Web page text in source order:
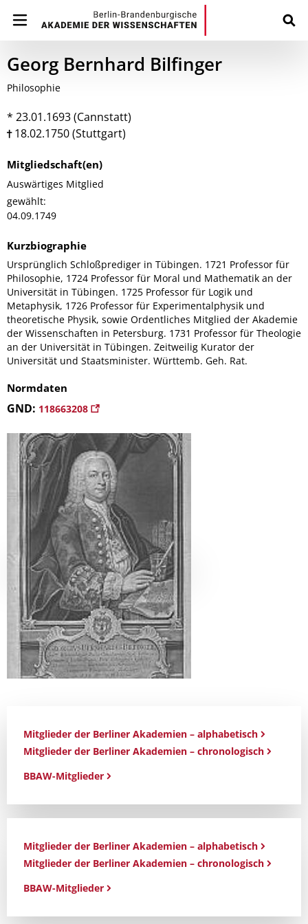
Georg Bernhard Bilfinger
Philosophie
* 23.01.1693 (Cannstatt)
18.02.1750 (Stuttgart)
Mitgliedschaft(en)
Auswärtiges Mitglied
gewählt:
04.09.1749
Kurzbiographie
Ursprünglich Schloßprediger in Tübingen. 1721 Professor für
Philosophie, 1724 Professor für Moral und Mathematik an der
Universität in Tübingen. 1725 Professor für Logik und
Metaphysik, 1726 Professor für Experimentalphysik und
theoretische Physik, sowie Ordentliches Mitglied der Akademie
der Wissenschaften in Petersburg. 1731 Professor für Theologie
an der Universität in Tübingen. Zeitweilig Kurator der
Universität und Staatsminister. Württemb. Geh. Rat.
Normdaten
GND: 118663208
Mitglieder der Berliner Akademien – alphabetisch
Mitglieder der Berliner Akademien – chronologisch
BBAW-Mitglieder
Mitglieder der Berliner Akademien – alphabetisch
Mitglieder der Berliner Akademien – chronologisch
BBAW-Mitglieder